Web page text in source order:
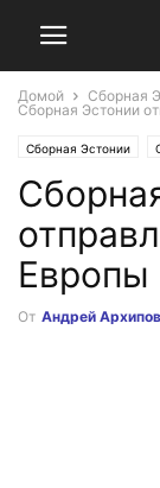
Домой Сборная
Сборная Эстонии
Сборная Эстонии
Европы
От Андрей Архипов